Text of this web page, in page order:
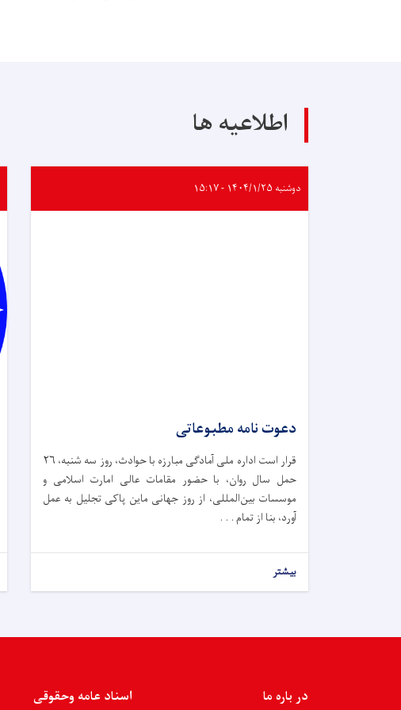
اطلاعیه ها
دوشنبه ۱۴۰۴/۱/۲۵ - ۱۵:۱۷
دعوت نامه مطبوعاتی
قرار است اداره ملی آمادگی مبارزه با حوادث،‌ روز سه شنبه، ۲۶
حمل سال روان، با حضور مقامات عالی امارت اسلامی و
موسسات بین‌المللی، از روز جهانی ماین پاکی تجلیل به عمل
آورد، بنا از تمام . . .
بیشتر
در باره ما اسناد عامه وحقوقی